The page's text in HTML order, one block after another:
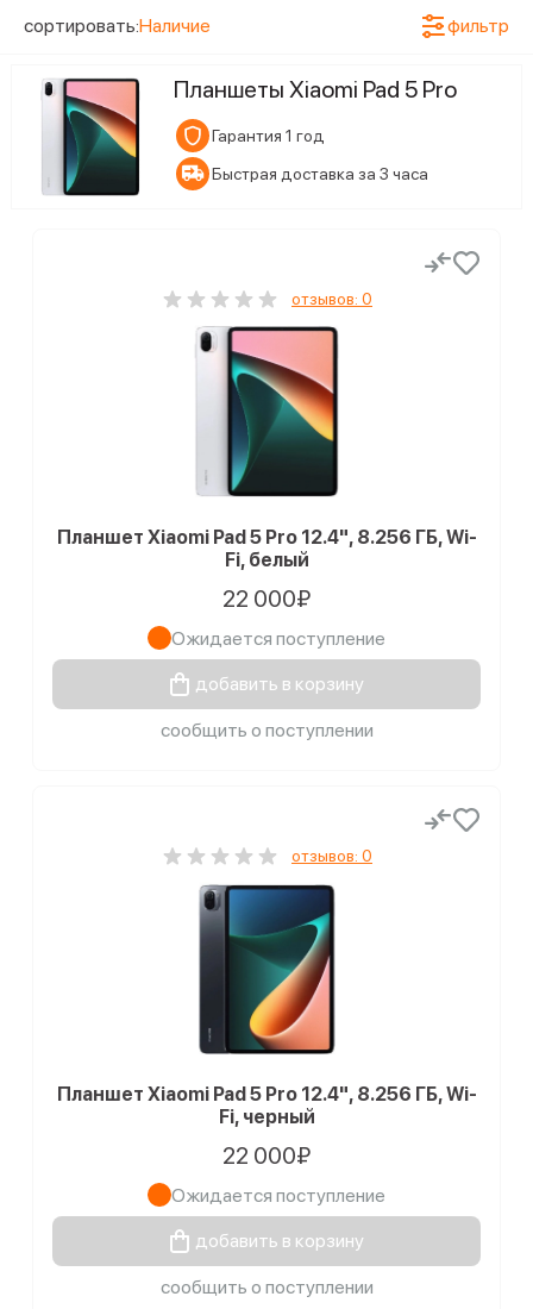
сортировать:Наличие фильтр
6/128 ГБ
8/256 ГБ
Статус наличия
Планшеты Xiaomi Pad 5 Pro
Гарантия 1 год
Быстрая доставка за 3 часа
отзывов: 0
Планшет Xiaomi Pad 5 Pro 12.4", 8.256 ГБ, Wi-
Fi, белый
22 000₽
Ожидается поступление
добавить в корзину
сообщить о поступлении
отзывов: 0
Планшет Xiaomi Pad 5 Pro 12.4", 8.256 ГБ, Wi-
Fi, черный
22 000₽
Ожидается поступление
добавить в корзину
сообщить о поступлении